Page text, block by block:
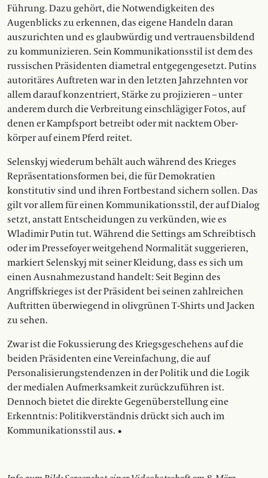
Führung. Dazu gehört, die Notwendigkeiten des
Augenblicks zu erkennen, das ­eigene Handeln daran
auszurichten und es glaubwürdig und vertrauensbildend
zu kommunizieren. Sein Kommunikationsstil ist dem des
russischen Präsidenten diametral entgegen­gesetzt. Putins
autoritäres Auftreten war in den letzten Jahrzehnten vor
allem darauf konzentriert, Stärke zu projizieren – unter
anderem durch die Verbreitung einschlägiger Fotos, auf
denen er Kampfsport betreibt oder mit nacktem Ober­
körper auf einem Pferd reitet.
Selenskyj wiederum behält auch während des Krieges
Repräsentationsformen bei, die für ­Demokratien
konstitutiv sind und ihren Fortbestand sichern sollen. Das
gilt vor allem für einen Kommunikationsstil, der auf Dialog
setzt, anstatt Entscheidungen zu verkünden, wie es
Wladimir Putin tut. Während die Settings am Schreibtisch
oder im Pressefoyer weitgehend Normalität suggerieren,
markiert Selenskyj mit seiner Kleidung, dass es sich um
einen Ausnahmezustand handelt: Seit Beginn des
Angriffskrieges ist der Präsident bei seinen zahlreichen
Auftritten überwiegend in olivgrünen T-Shirts und Jacken
zu sehen.
Zwar ist die Fokussierung des Kriegsgeschehens auf die
beiden Präsidenten eine Vereinfachung, die auf
Personalisierungstendenzen in der Politik und die Logik
der medialen Aufmerksamkeit zurückzuführen ist.
Dennoch bietet die ­direkte Gegenüberstellung eine
Erkenntnis: ­Politikverständnis drückt sich auch im
Kommunikationsstil aus. •